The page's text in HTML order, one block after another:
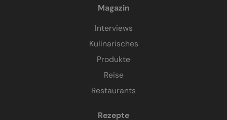
Magazin
Interviews
Kulinarisches
Produkte
Reise
Restaurants
Rezepte